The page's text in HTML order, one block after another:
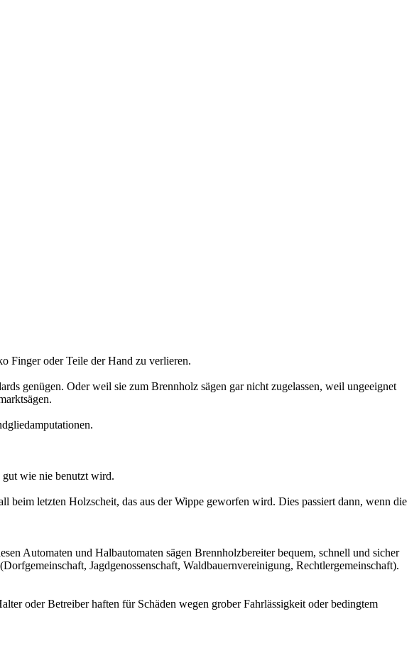
Finger oder Teile der Hand zu verlieren.
genügen. Oder weil sie zum Brennholz sägen gar nicht zugelassen, weil ungeeignet
wie nie benutzt wird.
letzten Holzscheit, das aus der Wippe geworfen wird. Dies passiert dann, wenn die
Automaten und Halbautomaten sägen Brennholzbereiter bequem, schnell und sicher
Jagdgenossenschaft, Waldbauernvereinigung, Rechtlergemeinschaft).
oder Betreiber haften für Schäden wegen grober Fahrlässigkeit oder bedingtem